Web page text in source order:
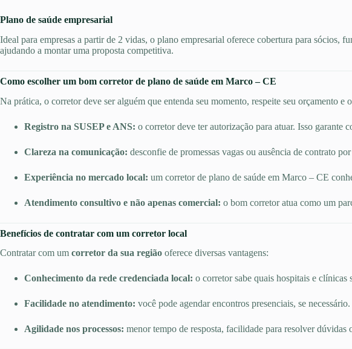
Plano de saúde empresarial
Ideal para empresas a partir de 2 vidas, o plano empresarial oferece cobertura para sócios,
ajudando a montar uma proposta competitiva.
Como escolher um bom corretor de plano de saúde em Marco – CE
Na prática, o corretor deve ser alguém que entenda seu momento, respeite seu orçamento e
Registro na SUSEP e ANS: o corretor deve ter autorização para atuar. Isso garante
Clareza na comunicação: desconfie de promessas vagas ou ausência de contrato
Experiência no mercado local: um corretor de plano de saúde em Marco – CE
Atendimento consultivo e não apenas comercial: o bom corretor atua como um
Benefícios de contratar com um corretor local
Contratar com um corretor da sua região oferece diversas vantagens:
Conhecimento da rede credenciada local: o corretor sabe quais hospitais e
Facilidade no atendimento: você pode agendar encontros presenciais, se necessário.
Agilidade nos processos: menor tempo de resposta, facilidade para resolver dúvidas